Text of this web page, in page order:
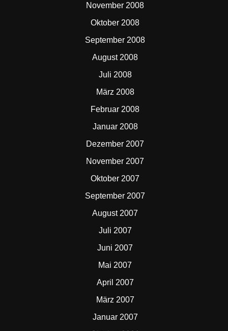
November 2008
Oktober 2008
September 2008
August 2008
Juli 2008
März 2008
Februar 2008
Januar 2008
Dezember 2007
November 2007
Oktober 2007
September 2007
August 2007
Juli 2007
Juni 2007
Mai 2007
April 2007
März 2007
Januar 2007